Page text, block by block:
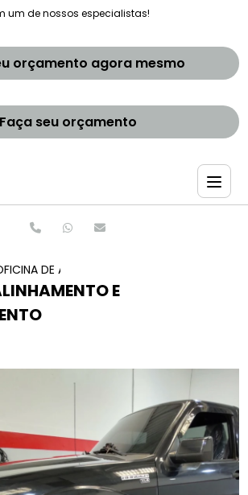
um de nossos especialistas!
orçamento agora mesmo
Faça seu orçamento
DE ALINHAMENTO E BALANCEAMENTO
E